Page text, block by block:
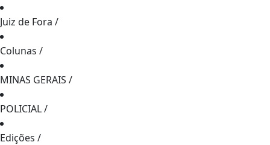
Juiz de Fora /
Colunas /
MINAS GERAIS /
POLICIAL/
Edições /